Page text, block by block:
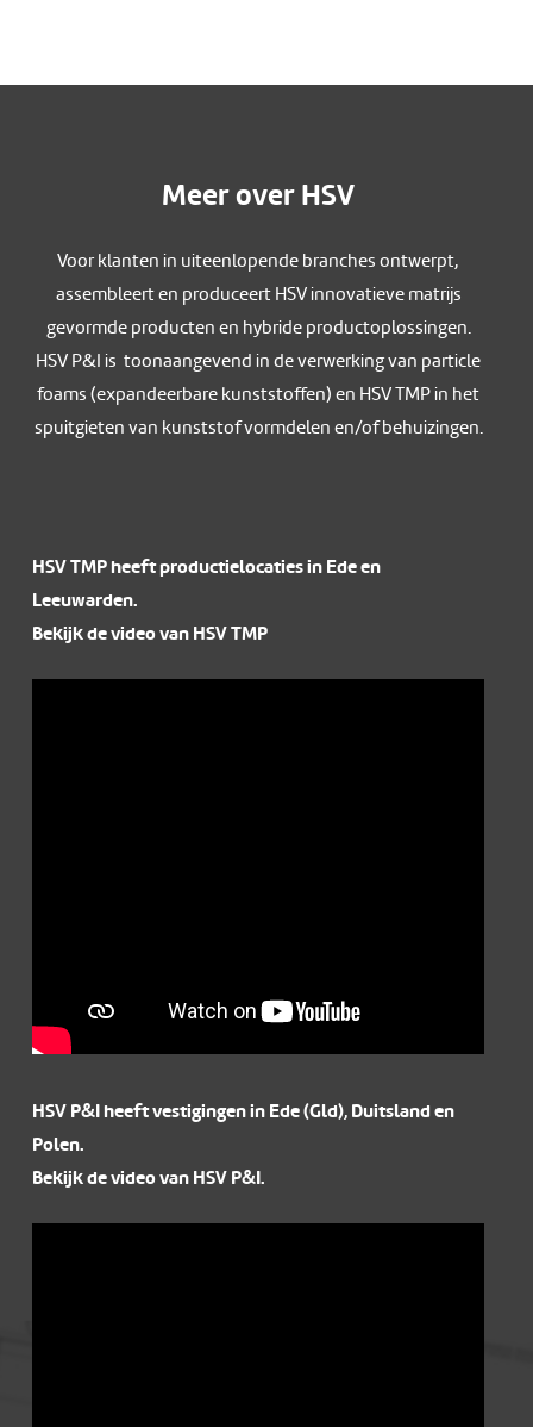
Meer over HSV
Voor klanten in uiteenlopende branches ontwerpt,
assembleert en produceert HSV innovatieve matrijs
gevormde producten en hybride productoplossingen.
HSV P&I is toonaangevend in de verwerking van particle
foams (expandeerbare kunststoffen) en HSV TMP in het
spuitgieten van kunststof vormdelen en/of behuizingen.
HSV TMP heeft productielocaties in Ede en
Leeuwarden.
Bekijk de video van HSV TMP
HSV P&I heeft vestigingen in Ede (Gld), Duitsland en
Polen.
Bekijk de video van HSV P&I.